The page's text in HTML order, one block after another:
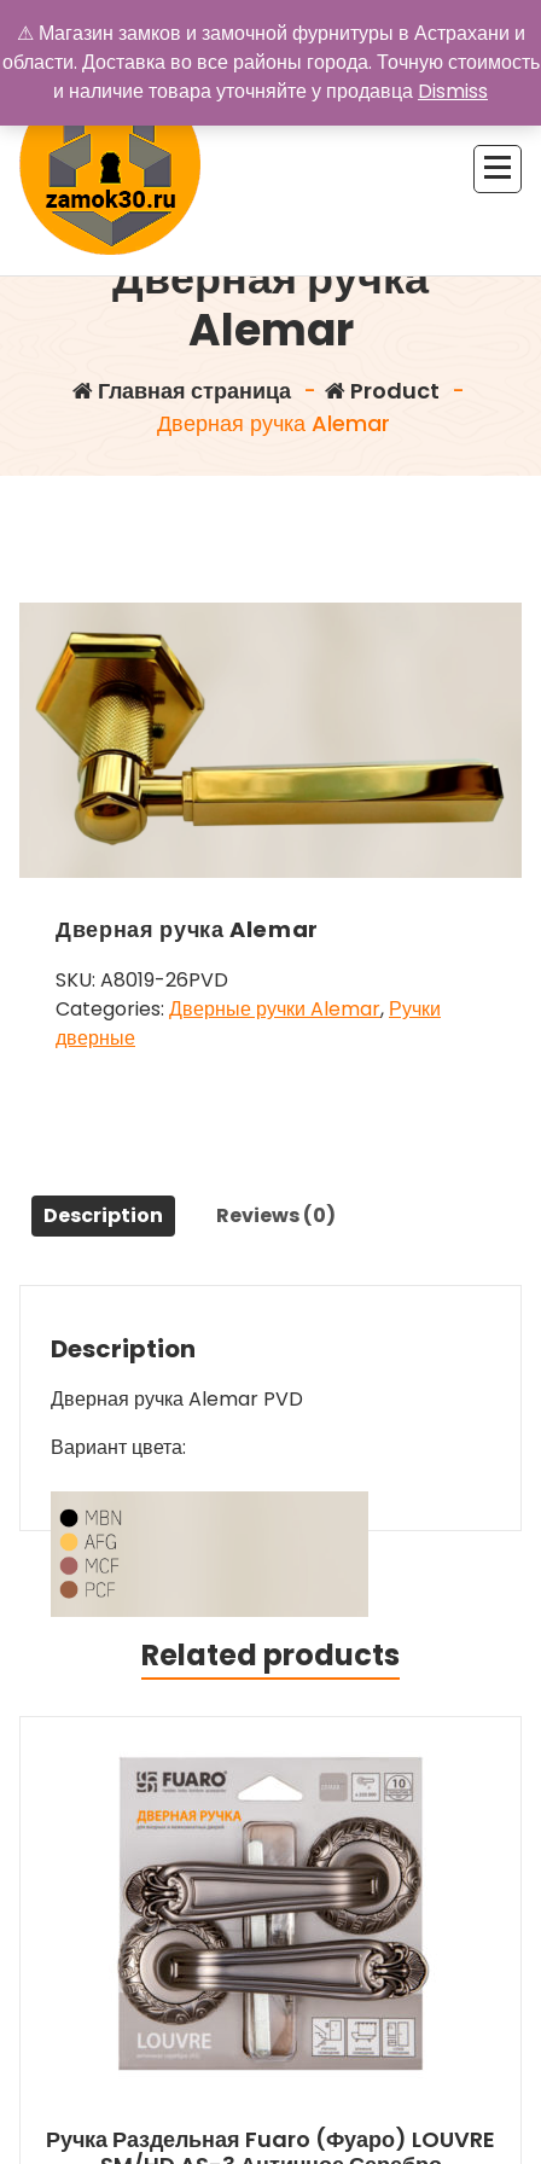
содержимому
Дверная ручка
Alemar
Главная страница - Product -
Дверная ручка Alemar
Дверная ручка Alemar
SKU: A8019-26PVD
Categories: Дверные ручки Alemar, Ручки
дверные
Description Reviews (0)
Description
Дверная ручка Alemar PVD
Вариант цвета:
Related products
Ручка Раздельная Fuaro (Фуаро) LOUVRE
⚠ Магазин замков и замочной фурнитуры в Астрахани и
области. Доставка во все районы города. Точную стоимость
и наличие товара уточняйте у продавца Dismiss